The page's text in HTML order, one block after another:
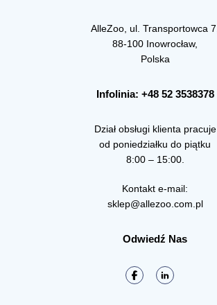
AlleZoo, ul. Transportowca 7,
88-100 Inowrocław,
Polska
Infolinia: +48 52 3538378
Dział obsługi klienta pracuje
od poniedziałku do piątku
8:00 – 15:00.
Kontakt e-mail:
sklep@allezoo.com.pl
Odwiedź Nas